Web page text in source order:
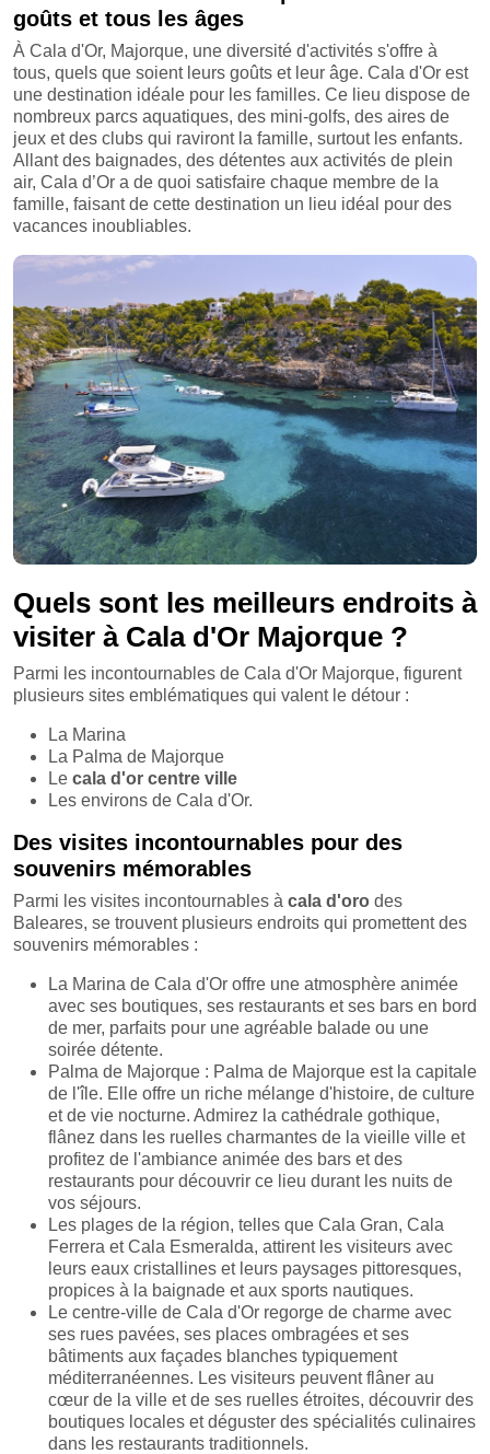
goûts et tous les âges
À Cala d'Or, Majorque, une diversité d'activités s'offre à
tous, quels que soient leurs goûts et leur âge. Cala d'Or est
une destination idéale pour les familles. Ce lieu dispose de
nombreux parcs aquatiques, des mini-golfs, des aires de
jeux et des clubs qui raviront la famille, surtout les enfants.
Allant des baignades, des détentes aux activités de plein
air, Cala d’Or a de quoi satisfaire chaque membre de la
famille, faisant de cette destination un lieu idéal pour des
vacances inoubliables.
Quels sont les meilleurs endroits à
visiter à Cala d'Or Majorque ?
Parmi les incontournables de Cala d'Or Majorque, figurent
plusieurs sites emblématiques qui valent le détour :
La Marina
La Palma de Majorque
Le cala d'or centre ville
Les environs de Cala d'Or.
Des visites incontournables pour des
souvenirs mémorables
Parmi les visites incontournables à cala d'oro des
Baleares, se trouvent plusieurs endroits qui promettent des
souvenirs mémorables :
La Marina de Cala d'Or offre une atmosphère animée
avec ses boutiques, ses restaurants et ses bars en bord
de mer, parfaits pour une agréable balade ou une
soirée détente.
Palma de Majorque : Palma de Majorque est la capitale
de l'île. Elle offre un riche mélange d'histoire, de culture
et de vie nocturne. Admirez la cathédrale gothique,
flânez dans les ruelles charmantes de la vieille ville et
profitez de l'ambiance animée des bars et des
restaurants pour découvrir ce lieu durant les nuits de
vos séjours.
Les plages de la région, telles que Cala Gran, Cala
Ferrera et Cala Esmeralda, attirent les visiteurs avec
leurs eaux cristallines et leurs paysages pittoresques,
propices à la baignade et aux sports nautiques.
Le centre-ville de Cala d'Or regorge de charme avec
ses rues pavées, ses places ombragées et ses
bâtiments aux façades blanches typiquement
méditerranéennes. Les visiteurs peuvent flâner au
cœur de la ville et de ses ruelles étroites, découvrir des
boutiques locales et déguster des spécialités culinaires
dans les restaurants traditionnels.